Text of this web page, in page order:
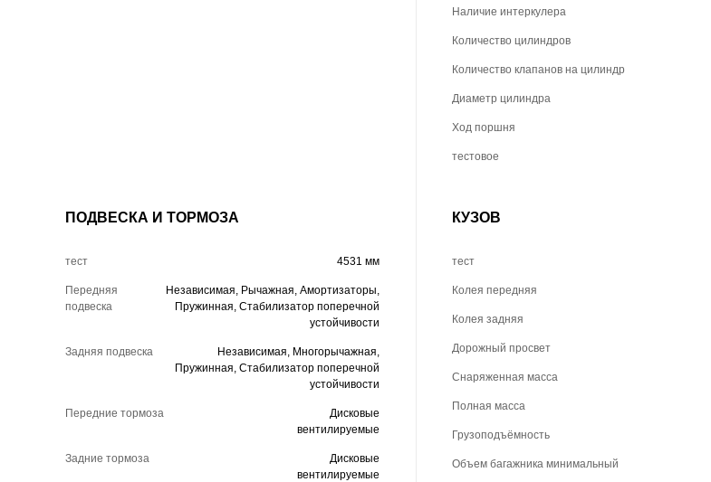
Наличие интеркулера
Количество цилиндров
Количество клапанов на цилиндр
Диаметр цилиндра
Ход поршня
тестовое
ПОДВЕСКА И ТОРМОЗА
тест 4531 мм
Передняя
подвеска
Независимая, Рычажная, Амортизаторы,
Пружинная, Стабилизатор поперечной
устойчивости
Задняя подвеска
Независимая, Многорычажная,
Пружинная, Стабилизатор поперечной
устойчивости
Передние тормоза
Дисковые
вентилируемые
Задние тормоза
Дисковые
вентилируемые
КУЗОВ
тест
Колея передняя
Колея задняя
Дорожный просвет
Снаряженная масса
Полная масса
Грузоподъёмность
Объем багажника минимальный